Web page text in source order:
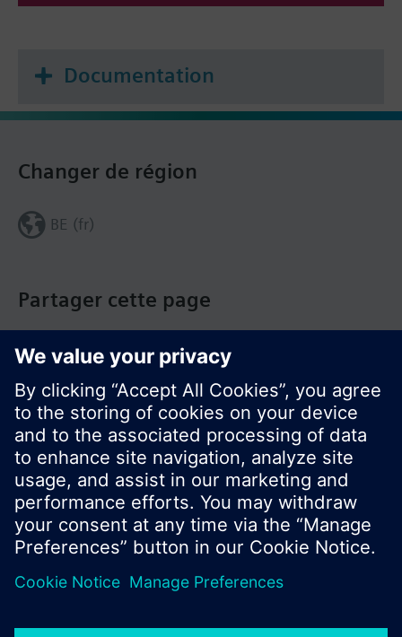
Documentation
Partager cette page
Changer de région
BE (fr)
© Siemens Switzerland Ltd. Building Technologies
Group - 2016
Le portefeuille des produits peut varier en